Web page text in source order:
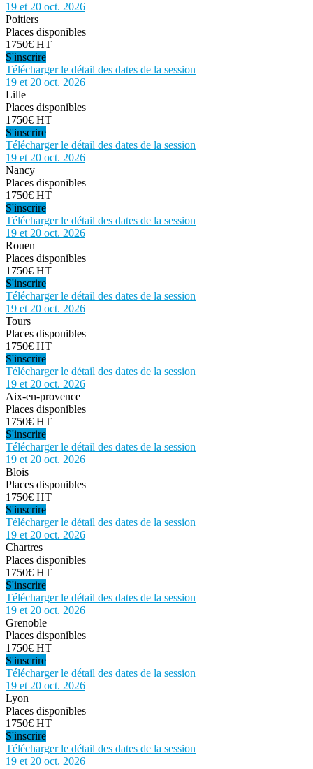
19 et 20 oct. 2026
Poitiers
Places disponibles
1750€ HT
S'inscrire
Télécharger le détail des dates de la session
19 et 20 oct. 2026
Lille
Places disponibles
1750€ HT
S'inscrire
Télécharger le détail des dates de la session
19 et 20 oct. 2026
Nancy
Places disponibles
1750€ HT
S'inscrire
Télécharger le détail des dates de la session
19 et 20 oct. 2026
Rouen
Places disponibles
1750€ HT
S'inscrire
Télécharger le détail des dates de la session
19 et 20 oct. 2026
Tours
Places disponibles
1750€ HT
S'inscrire
Télécharger le détail des dates de la session
19 et 20 oct. 2026
Aix-en-provence
Places disponibles
1750€ HT
S'inscrire
Télécharger le détail des dates de la session
19 et 20 oct. 2026
Blois
Places disponibles
1750€ HT
S'inscrire
Télécharger le détail des dates de la session
19 et 20 oct. 2026
Chartres
Places disponibles
1750€ HT
S'inscrire
Télécharger le détail des dates de la session
19 et 20 oct. 2026
Grenoble
Places disponibles
1750€ HT
S'inscrire
Télécharger le détail des dates de la session
19 et 20 oct. 2026
Lyon
Places disponibles
1750€ HT
S'inscrire
Télécharger le détail des dates de la session
19 et 20 oct. 2026